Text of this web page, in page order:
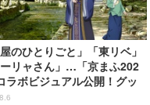
屋のひとりごと」「東リベ」
ーリャさん」…「京まふ202
ラボビジュアル公開！グッ
の最新情報も